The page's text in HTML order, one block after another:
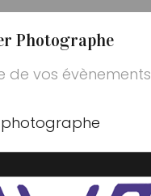
Photographe
de vos évènements